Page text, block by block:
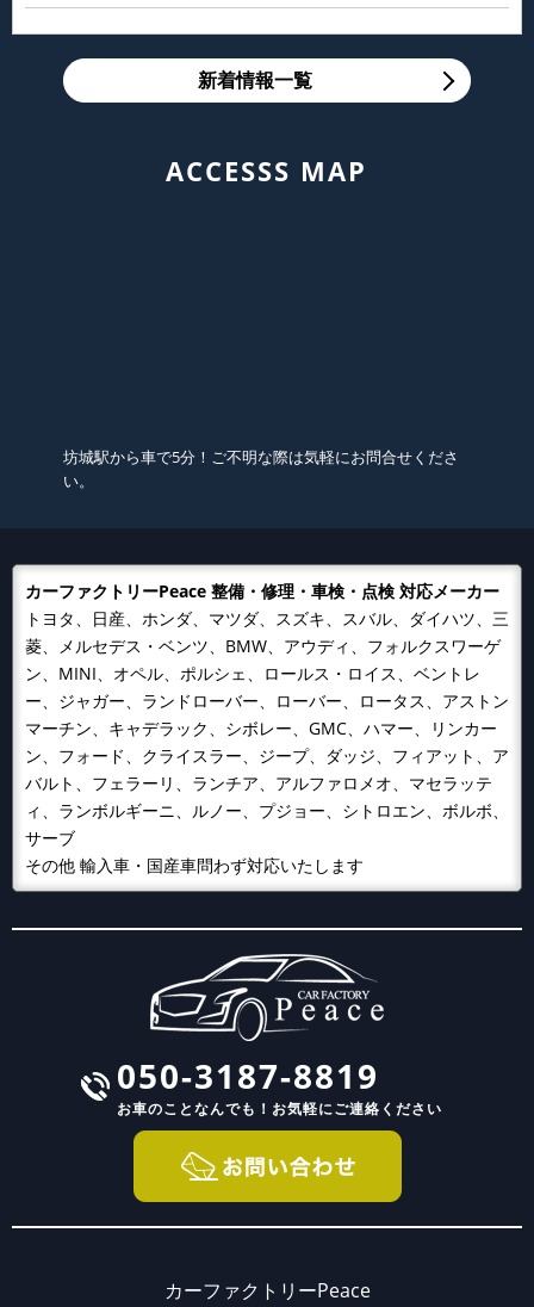
新着情報一覧
ACCESSS MAP
坊城駅から車で5分！ご不明な際は気軽にお問合せくださ
い。
カーファクトリーPeace 整備・修理・車検・点検 対応メーカー
トヨタ、日産、ホンダ、マツダ、スズキ、スバル、ダイハツ、三
菱、メルセデス・ベンツ、BMW、アウディ、フォルクスワーゲ
ン、MINI、オペル、ポルシェ、ロールス・ロイス、ベントレ
ー、ジャガー、ランドローバー、ローバー、ロータス、アストン
マーチン、キャデラック、シボレー、GMC、ハマー、リンカー
ン、フォード、クライスラー、ジープ、ダッジ、フィアット、ア
バルト、フェラーリ、ランチア、アルファロメオ、マセラッテ
ィ、ランボルギーニ、ルノー、プジョー、シトロエン、ボルボ、
サーブ
その他 輸入車・国産車問わず対応いたします
050-3187-8819
お車のことなんでも！ お気軽にご連絡ください
カーファクトリーPeace